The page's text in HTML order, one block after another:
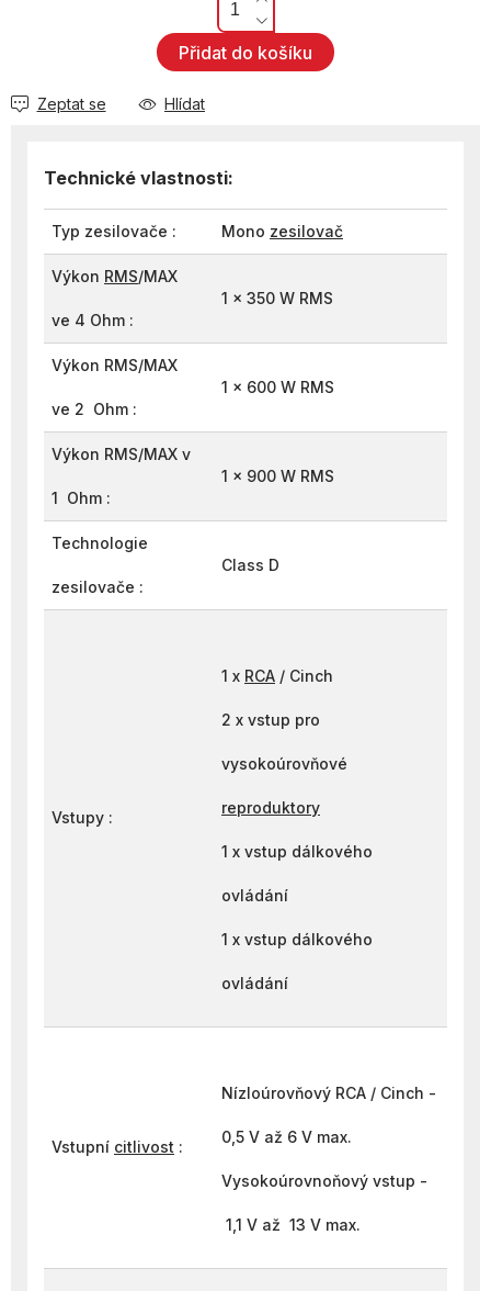
Přidat do košíku
Zeptat se Hlídat
Technické vlastnosti:
Typ zesilovače : Mono zesilovač
Výkon RMS/MAX
ve 4 Ohm :
1 x 350 W RMS
Výkon RMS/MAX
ve 2 Ohm :
1 x 600 W RMS
Výkon RMS/MAX v
1 Ohm :
1 x 900 W RMS
Technologie
zesilovače :
Class D
Vstupy :
1 x RCA / Cinch
2 x vstup pro
vysokoúrovňové
reproduktory
1 x vstup dálkového
ovládání
1 x vstup dálkového
ovládání
Vstupní citlivost :
Nízloúrovňový RCA / Cinch -
0,5 V až 6 V max.
Vysokoúrovnoňový vstup -
1,1 V až 13 V max.